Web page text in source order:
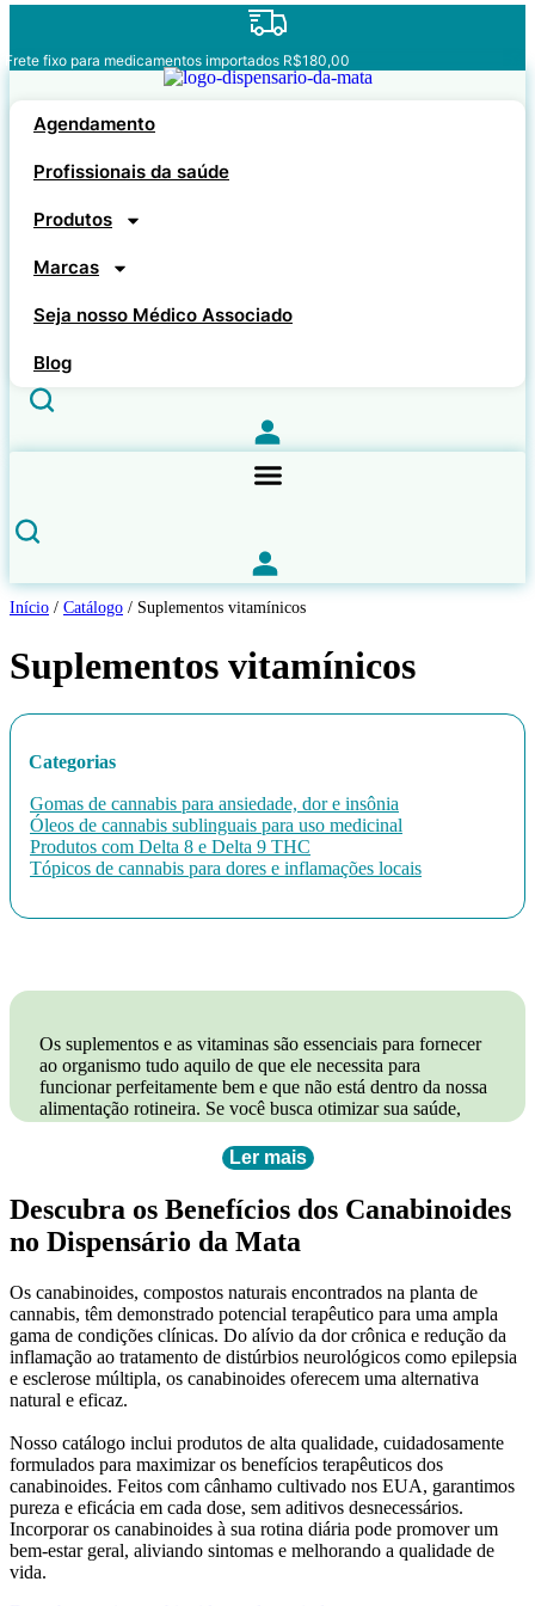
o
Frete fixo para medicamentos importados R$180,00
Agendamento
Profissionais da saúde
Produtos
Marcas
Seja nosso Médico Associado
Blog
Início / Catálogo / Suplementos vitamínicos
Suplementos vitamínicos
Categorias
Gomas de cannabis para ansiedade, dor e insônia
Óleos de cannabis sublinguais para uso medicinal
Produtos com Delta 8 e Delta 9 THC
Tópicos de cannabis para dores e inflamações locais
Os suplementos e as vitaminas são essenciais para fornecer
ao organismo tudo aquilo de que ele necessita para
funcionar perfeitamente bem e que não está dentro da nossa
alimentação rotineira. Se você busca otimizar sua saúde,
deficiências nutricionais, o Dispensário da Mata oferece uma
ampla variedade de opções de suplementos e vitaminas,
além de óleos e
gomas à base de cannabis para tratamentos.
Suplementos: proteínas, digestão, bem-
Os suplementos são componentes especialmente formulados
para fornecer ao nosso corpo todos os nutrientes que não
estão presentes nos alimentos da nossa dieta do dia a dia. No
Dispensário da Mata, você encontra suplementos de alta
qualidade que vão desde proteínas para quem pratica
bem-estar geral.
Ao escolher suplementos, é fundamental buscar produtos
com boa biodisponibilidade, ou seja, que sejam facilmente
absorvidos pelo corpo.
Vitaminas C, D, complexo B
Ler mais
Descubra os Benefícios dos Canabinoides
no Dispensário da Mata
Os canabinoides, compostos naturais encontrados na planta de
cannabis, têm demonstrado potencial terapêutico para uma ampla
gama de condições clínicas. Do alívio da dor crônica e redução da
inflamação ao tratamento de distúrbios neurológicos como epilepsia
e esclerose múltipla, os canabinoides oferecem uma alternativa
natural e eficaz.
Nosso catálogo inclui produtos de alta qualidade, cuidadosamente
formulados para maximizar os benefícios terapêuticos dos
canabinoides. Feitos com cânhamo cultivado nos EUA, garantimos
pureza e eficácia em cada dose, sem aditivos desnecessários.
Incorporar os canabinoides à sua rotina diária pode promover um
bem-estar geral, aliviando sintomas e melhorando a qualidade de
vida.